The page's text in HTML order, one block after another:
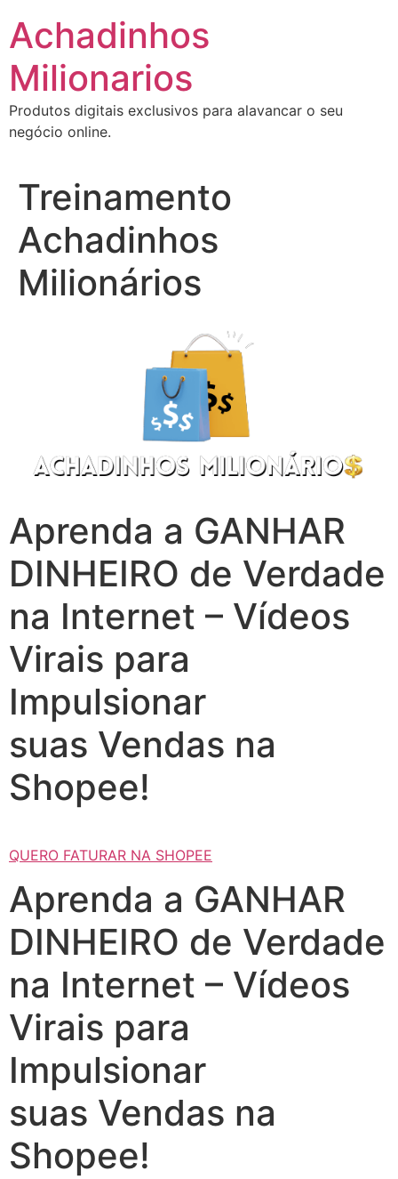
para
conteúdo
Achadinhos
Milionarios
Produtos digitais exclusivos para alavancar o seu
negócio online.
Treinamento
Achadinhos
Milionários
Aprenda a GANHAR
DINHEIRO de Verdade
na Internet – Vídeos
Virais para
Impulsionar
suas Vendas na
Shopee!
QUERO FATURAR NA SHOPEE
Aprenda a GANHAR
DINHEIRO de Verdade
na Internet – Vídeos
Virais para
Impulsionar
suas Vendas na
Shopee!